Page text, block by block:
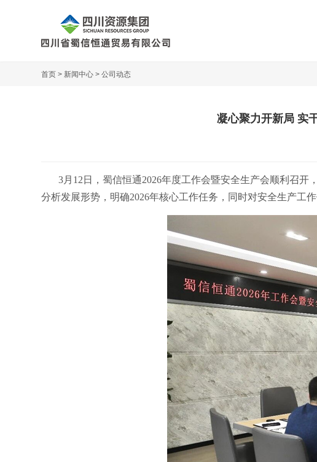
首页 > 新闻中心 >公司动态
凝心聚力开新局 实
3月12日，蜀信恒通2026年度工作会暨安全生产会顺利召
分析发展形势，明确2026年核心工作任务，同时对安全生产工